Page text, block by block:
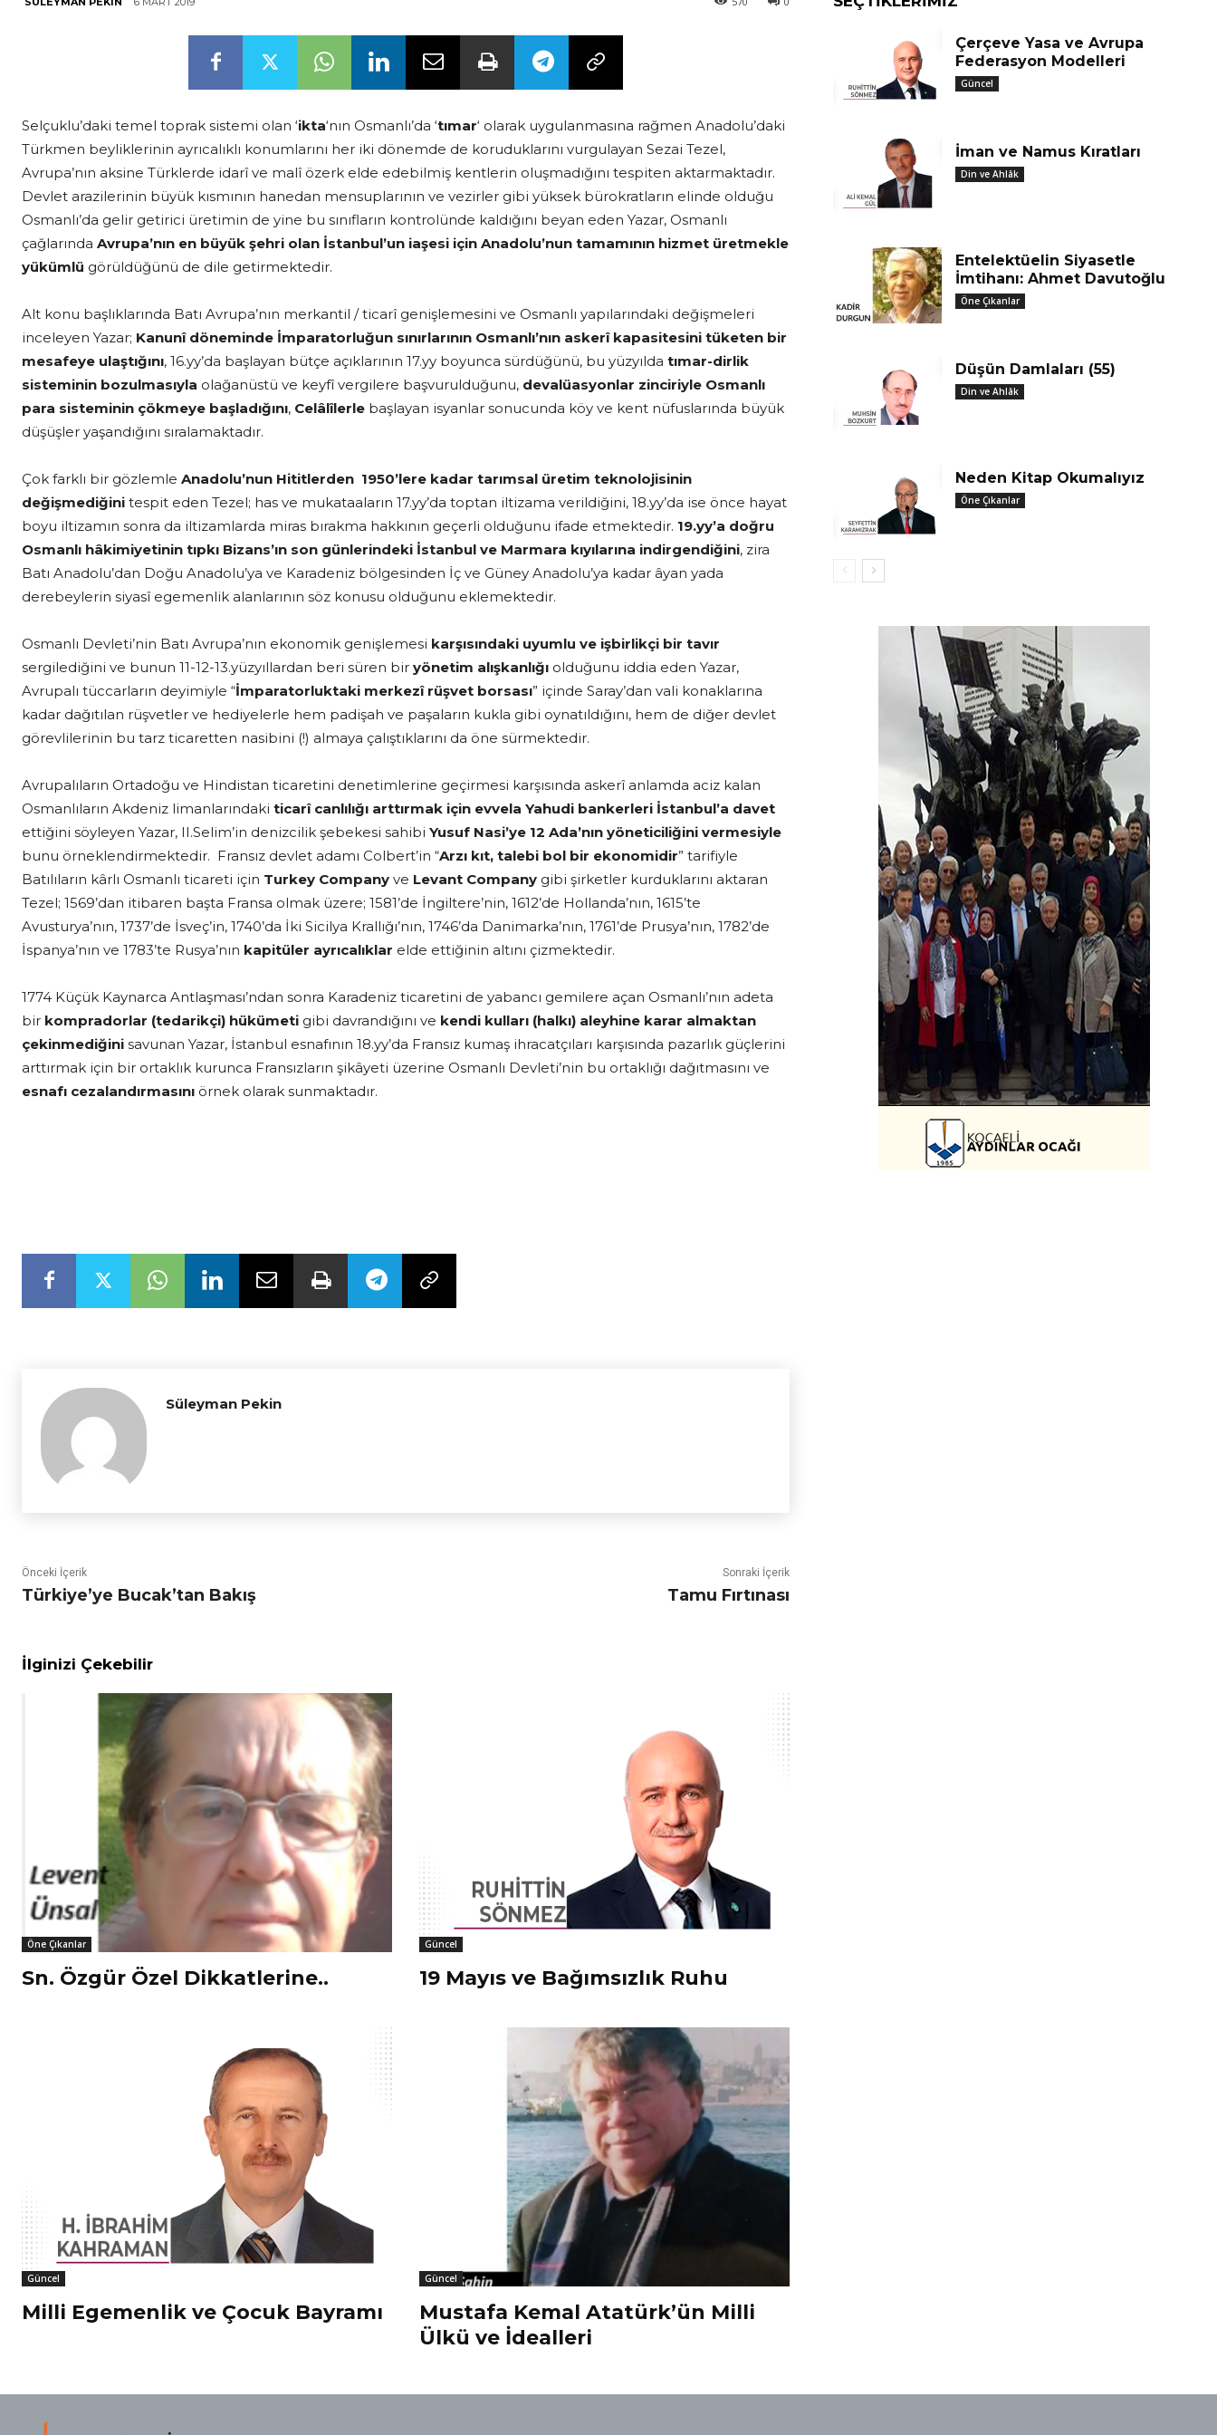
Selçuklu’daki temel toprak sistemi olan ‘ikta‘nın Osmanlı’da ‘tımar‘ olarak uygulanmasına rağmen Anadolu’daki
Türkmen beyliklerinin ayrıcalıklı konumlarını her iki dönemde de koruduklarını vurgulayan Sezai Tezel,
Avrupa’nın aksine Türklerde idarî ve malî özerk elde edebilmiş kentlerin oluşmadığını tespiten aktarmaktadır.
Devlet arazilerinin büyük kısmının hanedan mensuplarının ve vezirler gibi yüksek bürokratların elinde olduğu
Osmanlı’da gelir getirici üretimin de yine bu sınıfların kontrolünde kaldığını beyan eden Yazar, Osmanlı
çağlarında Avrupa’nın en büyük şehri olan İstanbul’un iaşesi için Anadolu’nun tamamının hizmet üretmekle
yükümlü görüldüğünü de dile getirmektedir.
Alt konu başlıklarında Batı Avrupa’nın merkantil / ticarî genişlemesini ve Osmanlı yapılarındaki değişmeleri
inceleyen Yazar; Kanunî döneminde İmparatorluğun sınırlarının Osmanlı’nın askerî kapasitesini tüketen bir
mesafeye ulaştığını, 16.yy’da başlayan bütçe açıklarının 17.yy boyunca sürdüğünü, bu yüzyılda tımar-dirlik
sisteminin bozulmasıyla olağanüstü ve keyfî vergilere başvurulduğunu, devalüasyonlar zinciriyle Osmanlı
para sisteminin çökmeye başladığını, Celâlîlerle başlayan isyanlar sonucunda köy ve kent nüfuslarında büyük
düşüşler yaşandığını sıralamaktadır.
Çok farklı bir gözlemle Anadolu’nun Hititlerden 1950’lere kadar tarımsal üretim teknolojisinin
değişmediğini tespit eden Tezel; has ve mukataaların 17.yy’da toptan iltizama verildiğini, 18.yy’da ise önce hayat
boyu iltizamın sonra da iltizamlarda miras bırakma hakkının geçerli olduğunu ifade etmektedir. 19.yy’a doğru
Osmanlı hâkimiyetinin tıpkı Bizans’ın son günlerindeki İstanbul ve Marmara kıyılarına indirgendiğini, zira
Batı Anadolu’dan Doğu Anadolu’ya ve Karadeniz bölgesinden İç ve Güney Anadolu’ya kadar âyan yada
derebeylerin siyasî egemenlik alanlarının söz konusu olduğunu eklemektedir.
Osmanlı Devleti’nin Batı Avrupa’nın ekonomik genişlemesi karşısındaki uyumlu ve işbirlikçi bir tavır
sergilediğini ve bunun 11-12-13.yüzyıllardan beri süren bir yönetim alışkanlığı olduğunu iddia eden Yazar,
Avrupalı tüccarların deyimiyle “İmparatorluktaki merkezî rüşvet borsası” içinde Saray’dan vali konaklarına
kadar dağıtılan rüşvetler ve hediyelerle hem padişah ve paşaların kukla gibi oynatıldığını, hem de diğer devlet
görevlilerinin bu tarz ticaretten nasibini (!) almaya çalıştıklarını da öne sürmektedir.
Avrupalıların Ortadoğu ve Hindistan ticaretini denetimlerine geçirmesi karşısında askerî anlamda aciz kalan
Osmanlıların Akdeniz limanlarındaki ticarî canlılığı arttırmak için evvela Yahudi bankerleri İstanbul’a davet
ettiğini söyleyen Yazar, II.Selim’in denizcilik şebekesi sahibi Yusuf Nasi’ye 12 Ada’nın yöneticiliğini vermesiyle
bunu örneklendirmektedir. Fransız devlet adamı Colbert’in “Arzı kıt, talebi bol bir ekonomidir” tarifiyle
Batılıların kârlı Osmanlı ticareti için Turkey Company ve Levant Company gibi şirketler kurduklarını aktaran
Tezel; 1569’dan itibaren başta Fransa olmak üzere; 1581’de İngiltere’nin, 1612’de Hollanda’nın, 1615’te
Avusturya’nın, 1737’de İsveç’in, 1740’da İki Sicilya Krallığı’nın, 1746’da Danimarka’nın, 1761’de Prusya’nın, 1782’de
İspanya’nın ve 1783’te Rusya’nın kapitüler ayrıcalıklar elde ettiğinin altını çizmektedir.
1774 Küçük Kaynarca Antlaşması’ndan sonra Karadeniz ticaretini de yabancı gemilere açan Osmanlı’nın adeta
bir kompradorlar (tedarikçi) hükümeti gibi davrandığını ve kendi kulları (halkı) aleyhine karar almaktan
çekinmediğini savunan Yazar, İstanbul esnafının 18.yy’da Fransız kumaş ihracatçıları karşısında pazarlık güçlerini
arttırmak için bir ortaklık kurunca Fransızların şikâyeti üzerine Osmanlı Devleti’nin bu ortaklığı dağıtmasını ve
esnafı cezalandırmasını örnek olarak sunmaktadır.
Süleyman Pekin
Önceki İçerik
Türkiye’ye Bucak’tan Bakış
Sonraki İçerik
Tamu Fırtınası
İlginizi Çekebilir
Öne Çıkanlar
Sn. Özgür Özel Dikkatlerine..
Güncel
19 Mayıs ve Bağımsızlık Ruhu
Güncel
Milli Egemenlik ve Çocuk Bayramı
Güncel
Mustafa Kemal Atatürk’ün Milli
Ülkü ve İdealleri
Çerçeve Yasa ve Avrupa
Federasyon Modelleri
Güncel
İman ve Namus Kıratları
Din ve Ahlâk
Entelektüelin Siyasetle
İmtihanı: Ahmet Davutoğlu
Öne Çıkanlar
Düşün Damlaları (55)
Din ve Ahlâk
Neden Kitap Okumalıyız
Öne Çıkanlar